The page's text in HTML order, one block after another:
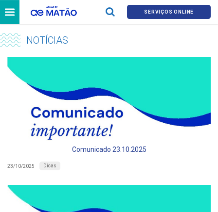
SERVIÇOS ONLINE
NOTÍCIAS
Comunicado 23.10.2025
23/10/2025 Dicas